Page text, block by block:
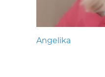
Angelika